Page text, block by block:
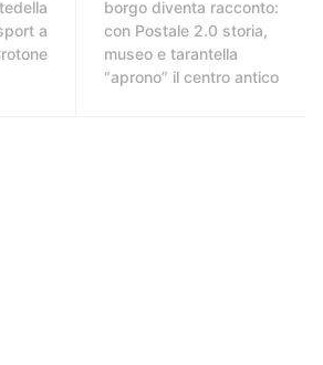
a
borgo diventa racconto:
con Postale 2.0 storia,
museo e tarantella
“aprono” il centro antico